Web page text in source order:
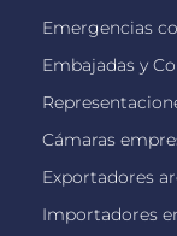
Emergencias
Embajadas y
Cámaras
Exportadores
Importadores